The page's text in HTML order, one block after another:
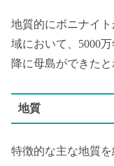
地質的にボニナイ
域において、5000
降に母島ができたと
地質
特徴的な主な地質を